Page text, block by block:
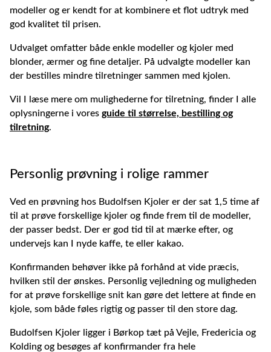
modeller og er kendt for at kombinere et flot udtryk med
god kvalitet til prisen.
Udvalget omfatter både enkle modeller og kjoler med
blonder, ærmer og fine detaljer. På udvalgte modeller kan
der bestilles mindre tilretninger sammen med kjolen.
Vil I læse mere om mulighederne for tilretning, finder I alle
oplysningerne i vores guide til størrelse, bestilling og
tilretning.
Personlig prøvning i rolige rammer
Ved en prøvning hos Budolfsen Kjoler er der sat 1,5 time af
til at prøve forskellige kjoler og finde frem til de modeller,
der passer bedst. Der er god tid til at mærke efter, og
undervejs kan I nyde kaffe, te eller kakao.
Konfirmanden behøver ikke på forhånd at vide præcis,
hvilken stil der ønskes. Personlig vejledning og muligheden
for at prøve forskellige snit kan gøre det lettere at finde en
kjole, som både føles rigtig og passer til den store dag.
Budolfsen Kjoler ligger i Børkop tæt på Vejle, Fredericia og
Kolding og besøges af konfirmander fra hele